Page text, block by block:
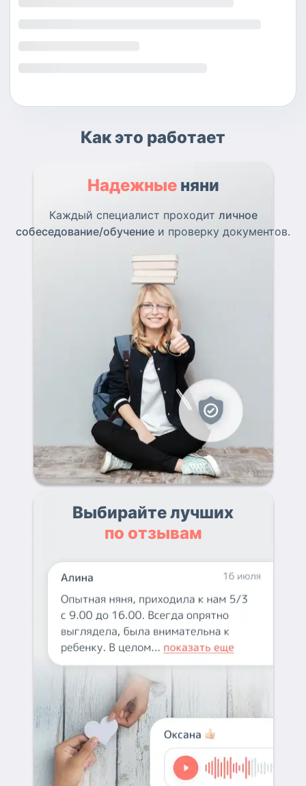
Как это работает
Надежные няни
Каждый специалист проходит личное
собеседование/обучение и проверку документов.
Выбирайте лучших
по отзывам